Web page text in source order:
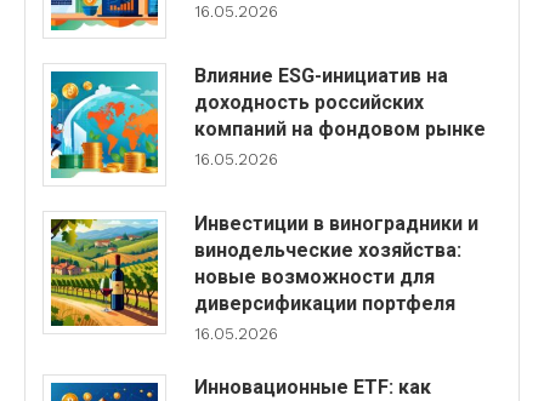
16.05.2026
Влияние ESG-инициатив на
доходность российских
компаний на фондовом рынке
16.05.2026
Инвестиции в виноградники и
винодельческие хозяйства:
новые возможности для
диверсификации портфеля
16.05.2026
Инновационные ETF: как